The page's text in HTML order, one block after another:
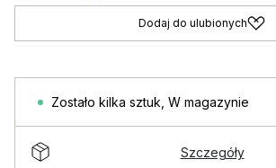
Dodaj do ulubionych
Zostało kilka sztuk W magazynie
Szczegóły